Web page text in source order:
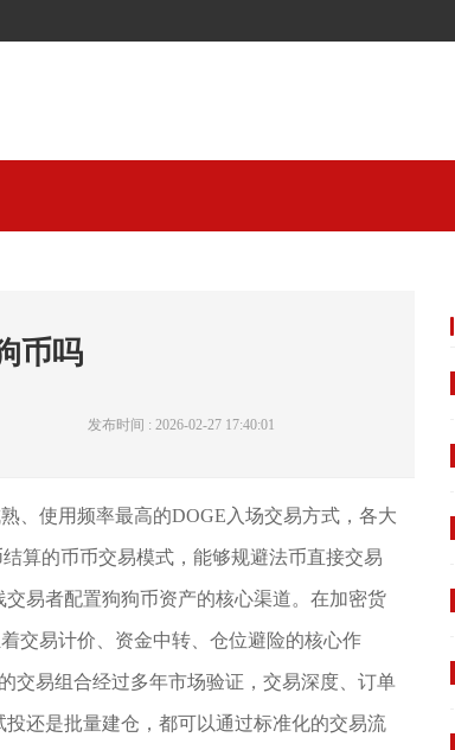
币吗
发布时间 : 2026-02-27 17:40:01
、使用频率最高的DOGE入场交易方式，各大
算的币币交易模式，能够规避法币直接交易
易者配置狗狗币资产的核心渠道。在加密货
交易计价、资金中转、仓位避险的核心作
交易组合经过多年市场验证，交易深度、订单
还是批量建仓，都可以通过标准化的交易流